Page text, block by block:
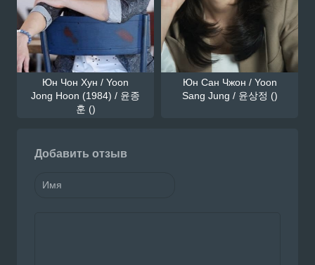
Юн Чон Хун / Yoon
Jong Hoon (1984) / 윤종
훈 ()
Юн Сан Чжон / Yoon
Sang Jung / 윤상정 ()
Добавить отзыв